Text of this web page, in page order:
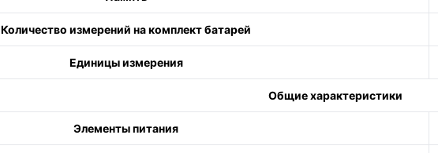
Количество измерений на комплект батарей
Единицы измерения
Общие характеристики
Элементы питания